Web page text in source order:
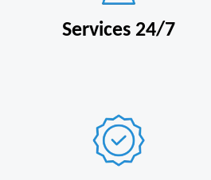
Services 24/7